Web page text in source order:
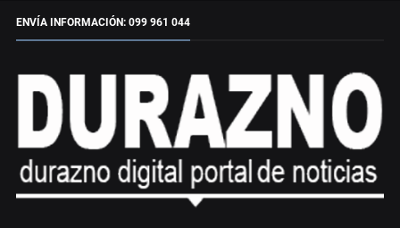
ENVÍA INFORMACIÓN: 099 961 044